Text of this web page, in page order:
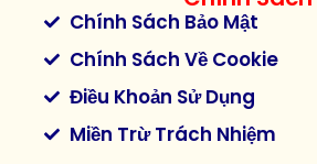
Chính Sách Bảo Mật
Chính Sách Về Cookie
Điều Khoản Sử Dụng
Miền Trừ Trách Nhiệm